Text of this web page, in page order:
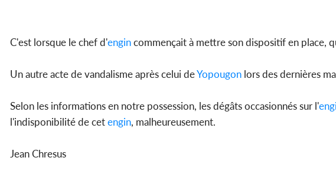
C'est lorsque le chef d'engincommençait à mettre son dispositif en place,
Un autre acte de vandalisme après celui deYopougon lors des dernières
Selon les informations en notre possession, les dégâts occasionnés sur l'
l'indisponibilité de cetengin, malheureusement.
Jean Chresus